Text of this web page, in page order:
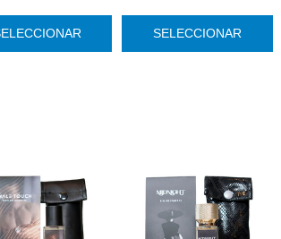
SELECCIONAR